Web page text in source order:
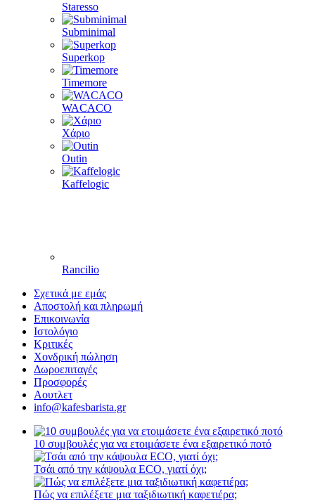
Staresso
Subminimal
Superkop
Timemore
WACACO
Χάριο
Outin
Kaffelogic
Rancilio
Σχετικά με εμάς
Αποστολή και πληρωμή
Επικοινωνία
Ιστολόγιο
Κριτικές
Χονδρική πώληση
Δωροεπιταγές
Προσφορές
Αουτλετ
info@kafesbarista.gr
10 συμβουλές για να ετοιμάσετε ένα εξαιρετικό ποτό
Τσάι από την κάψουλα ECO, γιατί όχι;
Πώς να επιλέξετε μια ταξιδιωτική καφετιέρα;